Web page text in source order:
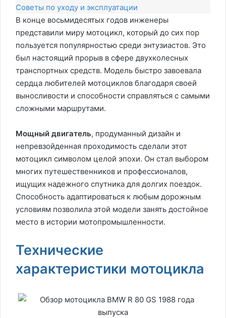
Советы по уходу и эксплуатации
В конце восьмидесятых годов инженеры
представили миру мотоцикл, который до сих пор
пользуется популярностью среди энтузиастов. Это
был настоящий прорыв в сфере двухколесных
транспортных средств. Модель быстро завоевала
сердца любителей мотоциклов благодаря своей
выносливости и способности справляться с самыми
сложными маршрутами.
Мощный двигатель, продуманный дизайн и
непревзойденная проходимость сделали этот
мотоцикл символом целой эпохи. Он стал выбором
многих путешественников и профессионалов,
ищущих надежного спутника для долгих поездок.
Способность адаптироваться к любым дорожным
условиям позволила этой модели занять достойное
место в истории мотопромышленности.
Технические
характеристики мотоцикла